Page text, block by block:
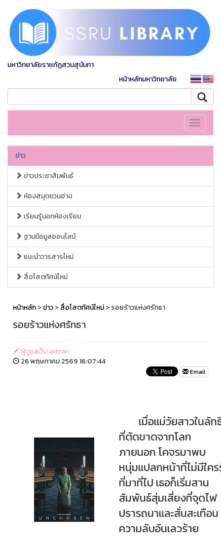
มหาวิทยาลัยราชภัฏสวนสุนันทา
หน้าหลักมหาวิทยาลัย
Toggle
ข่าว
ข่าวประชาสัมพันธ์
ห้องสมุดชวนอ่าน
เรียนรู้นอกห้องเรียน
ฐานข้อมูลออนไลน์
แนะนำวารสารใหม่
สื่อโสตทัศน์ใหม่
หน้าหลัก>ข่าว>สื่อโสตทัศน์ใหม่> รอยร้าวแห่งศรัทธา
รอยร้าวแห่งศรัทธา
ผู้ดูแลเว็บ admin
26 พฤษภาคม 2569 16:07:44
Email
เมื่อแม่วัยสาวในลัท
ที่ตัดขาดจากโลก
ภายนอก โคจรมาพบ
หนุ่มแปลกหน้าที่ไม่มีใค
ที่มาที่ไป เธอก็เริ่มสาน
สัมพันธ์สุ่มเสี่ยงที่จุดไฟ
ปรารถนาและสั่นสะเทือน
ความลับอันเลวร้าย